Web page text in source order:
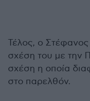
Τέλος, ο
σχέση του με την
σχέση η οποία
στο παρελθόν.